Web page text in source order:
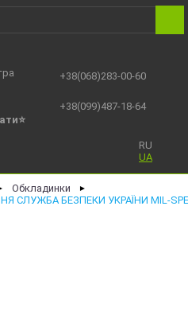
+38(068)283-00-60
+38(099)487-18-64
RU
UA
Обкладинки ►
СЛУЖБА БЕЗПЕКИ УКРАЇНИ MIL-